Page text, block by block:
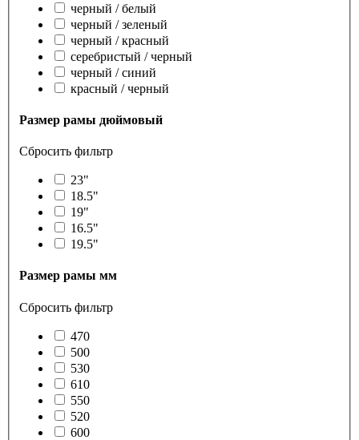
черный / белый
черный / зеленый
черный / красный
серебристый / черный
черный / синий
красный / черный
Размер рамы дюймовый
Сбросить фильтр
23"
18.5"
19"
16.5"
19.5"
Размер рамы мм
Сбросить фильтр
470
500
530
610
550
520
600